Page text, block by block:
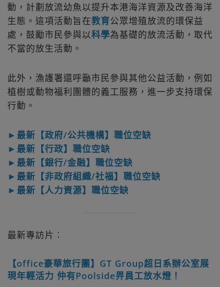
動，計劃放流幼魚以提升本港海洋資源及改善海洋
生態。這項活動旨在教育公眾增殖放流的環保益
處，鼓勵市民參與以科學為基礎的放流活動，取代
不當的放生活動。
此外，漁護署還呼籲市民參與其他公益活動，例如
植樹或動物福利團體的義工服務，進一步支持環保
行動。
►最新【政府/公共機構】職位空缺
►最新【行政】職位空缺
►最新【銀行/金融】職位空缺
►最新【非政府組織/社福】職位空缺
►最新【人力資源】職位空缺
最新專訪片︰
【office豪華旅行團】GT Group超日系辦公室展
現年輕活力 仲有Poolside畀員工放水燈！